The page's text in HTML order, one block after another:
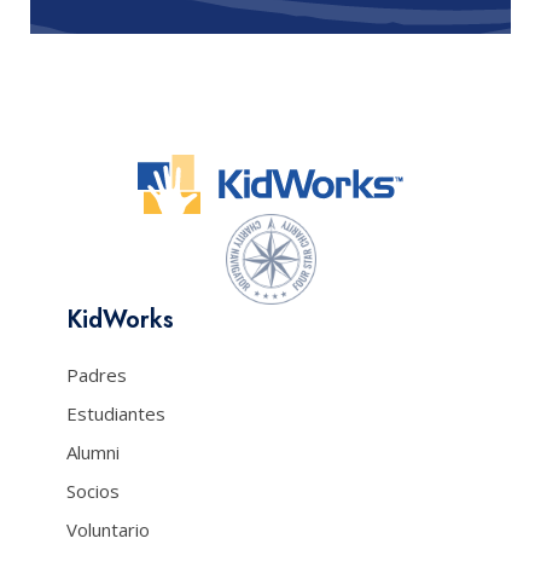
KidWorks
Padres
Estudiantes
Alumni
Socios
Voluntario